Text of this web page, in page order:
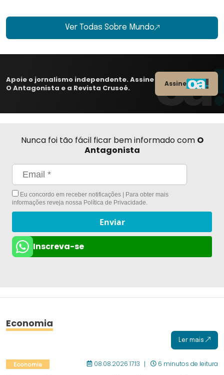
Ver Todas Sobre Mundo
Apoie o jornalismo independente. Assine
O Antagonista e a Revista Crusoé.
Assine
Nunca foi tão fácil ficar bem informado com O
Antagonista
Eu concordo em receber notificações | Para obter mais
informações reveja nossa Política de Privacidade.
Enviar
Inscreva-se
Economia
Ler mais
Economia 08.08.2026 17:13 6 minutos de leitura